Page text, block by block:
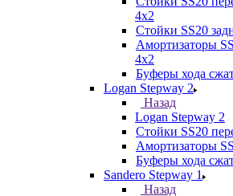
4x2
Стойки SS20
Амортизаторы
4х2
Буферы хода
Logan Stepway 2
Назад
Logan Stepway 2
Стойки SS20
Амортизаторы
Буферы хода
Sandero Stepway 1
Назад